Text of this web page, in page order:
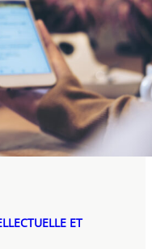
ET